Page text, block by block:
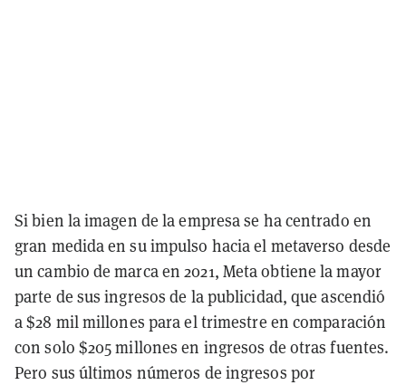
Si bien la imagen de la empresa se ha centrado en
gran medida en su impulso hacia el metaverso desde
un cambio de marca en 2021, Meta obtiene la mayor
parte de sus ingresos de la publicidad, que ascendió
a $28 mil millones para el trimestre en comparación
con solo $205 millones en ingresos de otras fuentes.
Pero sus últimos números de ingresos por